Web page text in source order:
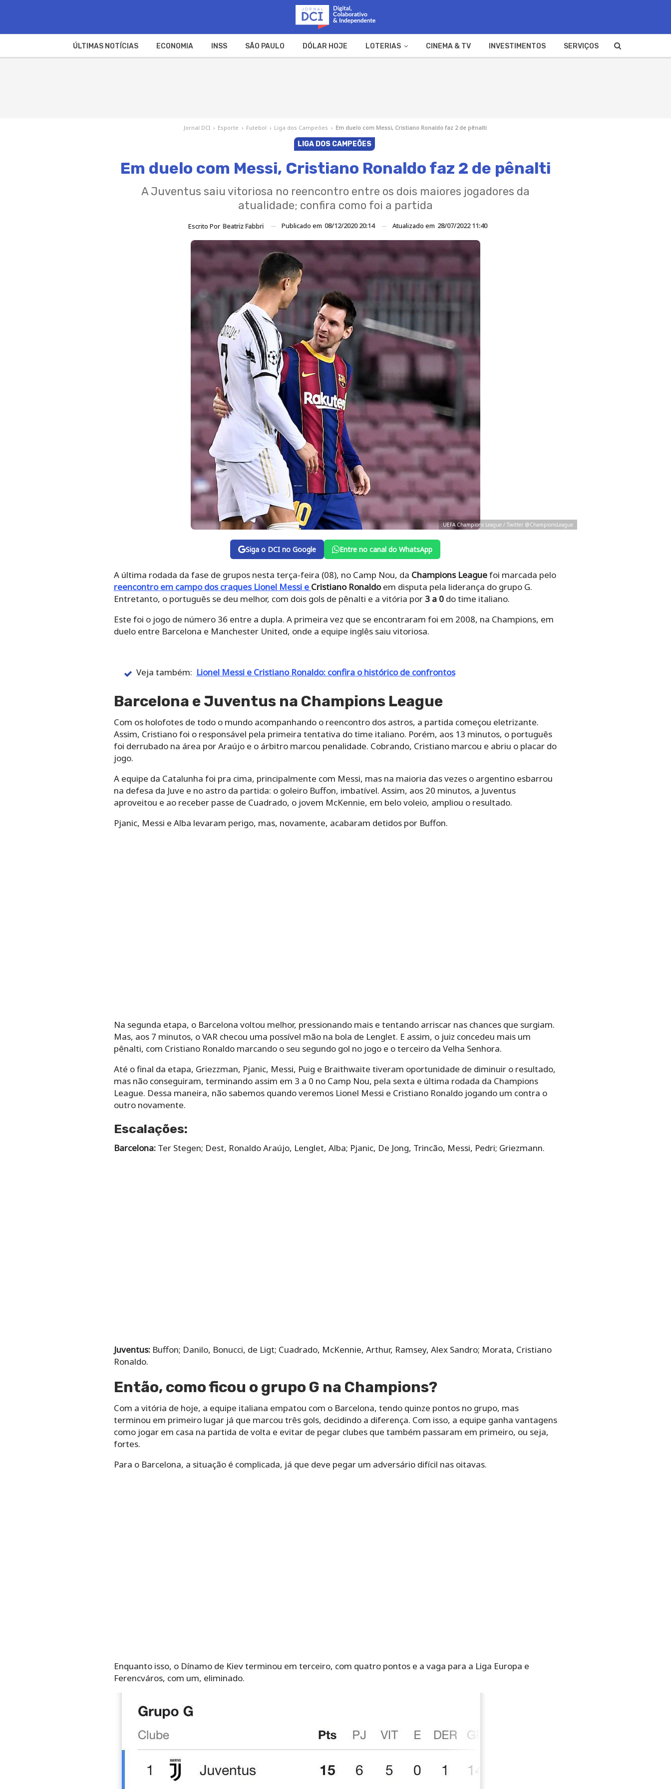
ÚLTIMAS NOTÍCIAS ECONOMIA INSS SÃO PAULO DÓLAR HOJE LOTERIAS CINEMA & TV INVESTIMENTOS SERVIÇOS
Jornal DCI › Esporte › Futebol › Liga dos Campeões › Em duelo com Messi, Cristiano Ronaldo faz 2 de pênalti
LIGA DOS CAMPEÕES
Em duelo com Messi, Cristiano Ronaldo faz 2 de pênalti
A Juventus saiu vitoriosa no reencontro entre os dois maiores jogadores da
atualidade; confira como foi a partida
Escrito Por Beatriz Fabbri Publicado em 08/12/2020 20:14 Atualizado em 28/07/2022 11:40
UEFA Champions League / Twitter @ChampionsLeague
Siga o DCI no Google Entre no canal do WhatsApp
A última rodada da fase de grupos nesta terça-feira (08), no Camp Nou, da Champions Leaguefoi marcada pelo
reencontro em campo dos craquesLionel Messie Cristiano Ronaldoem disputa pela liderança do grupo G.
Entretanto, o português se deu melhor, com dois gols de pênalti e a vitória por 3 a 0do time italiano.
Este foi o jogo de número 36 entre a dupla. A primeira vez que se encontraram foi em 2008, na Champions, em
duelo entre Barcelona e Manchester United, onde a equipe inglês saiu vitoriosa.
Veja também: Lionel Messi e Cristiano Ronaldo: confira o histórico de confrontos
Barcelona e Juventus na Champions League
Com os holofotes de todo o mundo acompanhando o reencontro dos astros, a partida começou eletrizante.
Assim, Cristiano foi o responsável pela primeira tentativa do time italiano. Porém, aos 13 minutos, o português
foi derrubado na área por Araújo e o árbitro marcou penalidade. Cobrando, Cristiano marcou e abriu o placar do
jogo.
A equipe da Catalunha foi pra cima, principalmente com Messi, mas na maioria das vezes o argentino esbarrou
na defesa da Juve e no astro da partida: o goleiro Buffon, imbatível. Assim, aos 20 minutos, a Juventus
aproveitou e ao receber passe de Cuadrado, o jovem McKennie, em belo voleio, ampliou o resultado.
Pjanic, Messi e Alba levaram perigo, mas, novamente, acabaram detidos por Buffon.
Na segunda etapa, o Barcelona voltou melhor, pressionando mais e tentando arriscar nas chances que surgiam.
Mas, aos 7 minutos, o VAR checou uma possível mão na bola de Lenglet. E assim, o juiz concedeu mais um
pênalti, com Cristiano Ronaldo marcando o seu segundo gol no jogo e o terceiro da Velha Senhora.
Até o final da etapa, Griezzman, Pjanic, Messi, Puig e Braithwaite tiveram oportunidade de diminuir o resultado,
mas não conseguiram, terminando assim em 3 a 0 no Camp Nou, pela sexta e última rodada da Champions
League. Dessa maneira, não sabemos quando veremos Lionel Messi e Cristiano Ronaldo jogando um contra o
outro novamente.
Escalações:
Barcelona:Ter Stegen; Dest, Ronaldo Araújo, Lenglet, Alba; Pjanic, De Jong, Trincão, Messi, Pedri; Griezmann.
Juventus:Buffon; Danilo, Bonucci, de Ligt; Cuadrado, McKennie, Arthur, Ramsey, Alex Sandro; Morata, Cristiano
Ronaldo.
Então, como ficou o grupo G na Champions?
Com a vitória de hoje, a equipe italiana empatou com o Barcelona, tendo quinze pontos no grupo, mas
terminou em primeiro lugar já que marcou três gols, decidindo a diferença. Com isso, a equipe ganha vantagens
como jogar em casa na partida de volta e evitar de pegar clubes que também passaram em primeiro, ou seja,
fortes.
Para o Barcelona, a situação é complicada, já que deve pegar um adversário difícil nas oitavas.
Enquanto isso, o Dínamo de Kiev terminou em terceiro, com quatro pontos e a vaga para a Liga Europa e
Ferencváros, com um, eliminado.